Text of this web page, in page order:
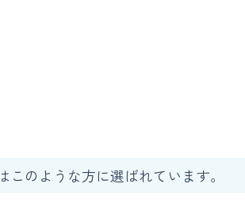
このような方に選ばれています。